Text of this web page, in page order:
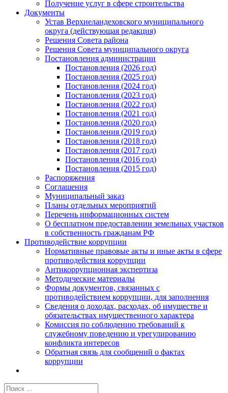
Получение услуг в сфере строительства
Документы
Устав Верхнеландеховского муниципального
округа (действующая редакция)
Решения Совета района
Решения Совета муниципального округа
Постановления администрации
Постановления (2026 год)
Постановления (2025 год)
Постановления (2024 год)
Постановления (2023 год)
Постановления (2022 год)
Постановления (2021 год)
Постановления (2020 год)
Постановления (2019 год)
Постановления (2018 год)
Постановления (2017 год)
Постановления (2016 год)
Постановления (2015 год)
Распоряжения
Соглашения
Муниципальный заказ
Планы отдельных мероприятий
Перечень информационных систем
О бесплатном предоставлении земельных участков
в собственность гражданам РФ
Противодействие коррупции
Нормативные правовые акты и иные акты в сфере
противодействия коррупции
Антикоррупционная экспертиза
Методические материалы
Формы документов, связанных с
противодействием коррупции, для заполнения
Сведения о доходах, расходах, об имуществе и
обязательствах имущественного характера
Комиссия по соблюдению требований к
служебному поведению и урегулированию
конфликта интересов
Обратная связь для сообщений о фактах
коррупции
Результат